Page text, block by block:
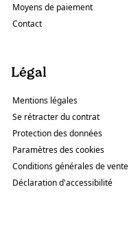
Moyens de paiement
Contact
Légal
Mentions légales
Se rétracter du contrat
Protection des données
Paramètres des cookies
Conditions générales de vente
Déclaration d'accessibilité